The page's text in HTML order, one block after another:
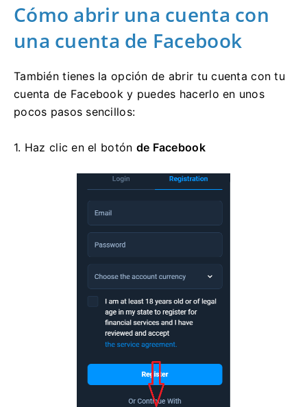
Cómo abrir una cuenta con
una cuenta de Facebook
También tienes la opción de abrir tu cuenta con tu
cuenta de Facebook y puedes hacerlo en unos
pocos pasos sencillos:
1. Haz clic enel botón de Facebook